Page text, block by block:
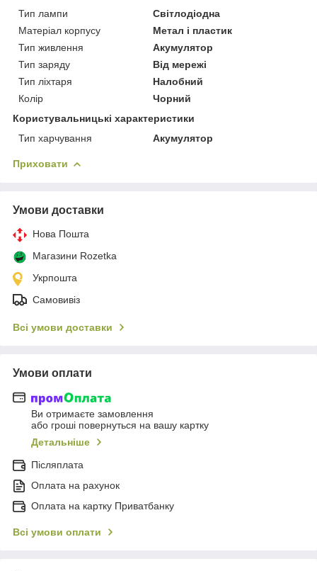
Тип лампи
Світлодіодна
Матеріал корпусу
Метал і пластик
Тип живлення
Акумулятор
Тип заряду
Від мережі
Тип ліхтаря
Налобний
Колір
Чорний
Користувальницькі характеристики
Тип харчування
Акумулятор
Приховати
Умови доставки
Нова Пошта
Магазини Rozetka
Укрпошта
Самовивіз
Всі умови доставки
Умови оплати
Ви отримаєте замовлення
або гроші повернуться на вашу картку
Детальніше
Післяплата
Оплата на рахунок
Оплата на картку Приватбанку
Всі умови оплати